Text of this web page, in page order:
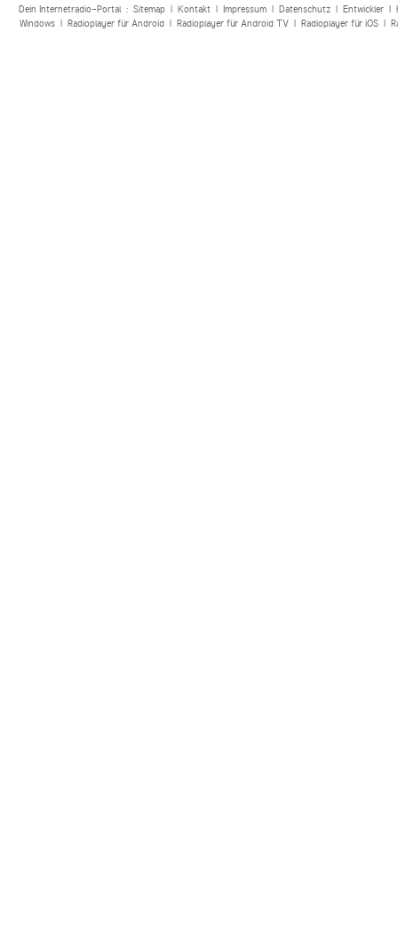
Dein Internetradio-Portal : Sitemap| Kontakt| Impressum| Datenschutz| Entwickler|
Windows| Radioplayer für Android| Radioplayer für Android TV| Radioplayer für iOS|